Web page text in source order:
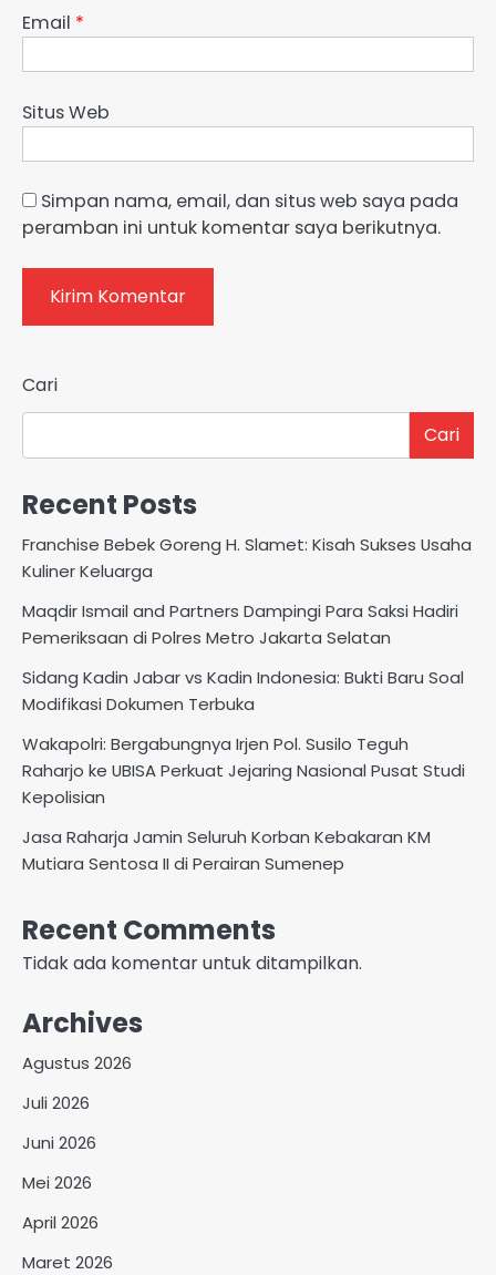
Email *
Situs Web
Simpan nama, email, dan situs web saya pada
peramban ini untuk komentar saya berikutnya.
Cari
Cari
Recent Posts
Franchise Bebek Goreng H. Slamet: Kisah Sukses Usaha
Kuliner Keluarga
Maqdir Ismail and Partners Dampingi Para Saksi Hadiri
Pemeriksaan di Polres Metro Jakarta Selatan
Sidang Kadin Jabar vs Kadin Indonesia: Bukti Baru Soal
Modifikasi Dokumen Terbuka
Wakapolri: Bergabungnya Irjen Pol. Susilo Teguh
Raharjo ke UBISA Perkuat Jejaring Nasional Pusat Studi
Kepolisian
Jasa Raharja Jamin Seluruh Korban Kebakaran KM
Mutiara Sentosa II di Perairan Sumenep
Recent Comments
Tidak ada komentar untuk ditampilkan.
Archives
Agustus 2026
Juli 2026
Juni 2026
Mei 2026
April 2026
Maret 2026